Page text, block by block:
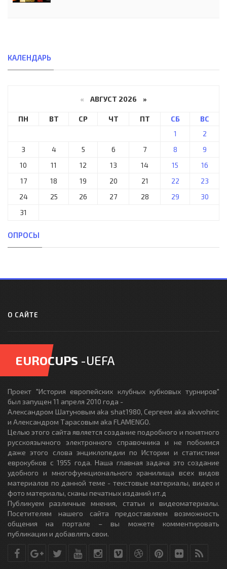
КАЛЕНДАРЬ
« АВГУСТ 2026 »
ПН ВТ СР ЧТ ПТ СБ
ВС
1
2
3
4 5 6 7 8
9
10
11 12 13 14 15
16
17
18 19 20 21 22
23
24
25 26 27 28 29
30
31
ОПРОСЫ
О САЙТЕ
EUROCUPS -UEFA
Проект "История европейских клубных кубковых турниров"
был запущен 11 апреля 2010 года -
Александром Шатуновым aka shat1980, Сергеем aka akvvohinc
и Александром Тарасовым aka FLAMENGO.
Целью этого сайта является создание подробного и понятного
русскоязычного электронного справочника и не побоимся
даже этого слова энциклопедии по Истории и статистики
еврокубков с 1955 года. Наша главная задача это создание
удобного и многофункционального хранилища всех видов
материалов по данной теме - текстовые материалы, видео и
фото материалы, сканы печатных изданий ит.д
Публикуем различные мнения, статьи и видеоматериалы.
Посетителям нашего сайта предоставляем возможность
общения на портале – вы можете комментировать
публикации и добавлять свои.